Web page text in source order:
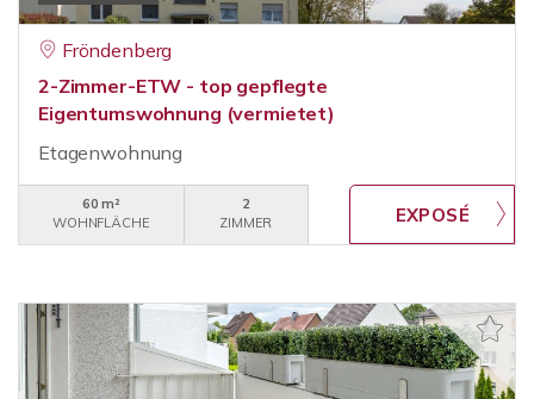
Fröndenberg
2-Zimmer-ETW - top gepflegte
Eigentumswohnung (vermietet)
Etagenwohnung
60 m²
WOHNFLÄCHE
2
ZIMMER